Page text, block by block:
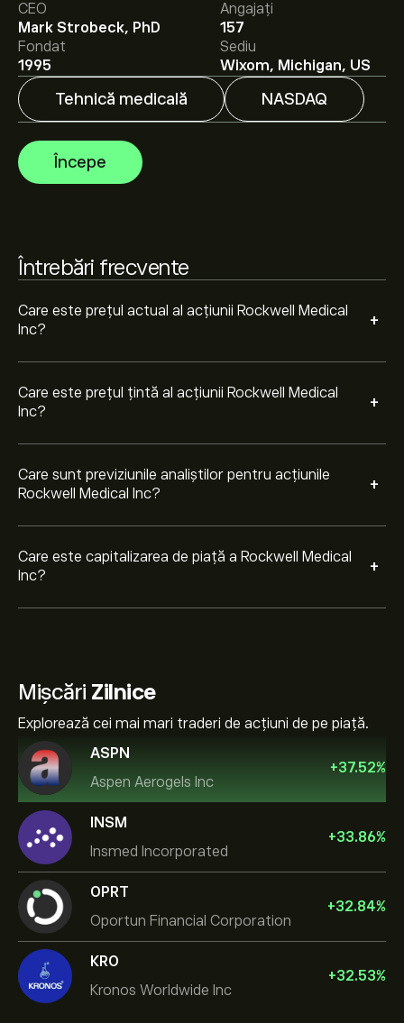
CEO
Mark Strobeck, PhD
Angajați
157
Fondat
1995
Sediu
Wixom, Michigan, US
Tehnică medicală NASDAQ
Începe
Întrebări frecvente
Care este prețul actual al acțiunii Rockwell Medical
Inc?
+
Care este prețul țintă al acțiunii Rockwell Medical
Inc?
+
Prețul țintă mediu pentru acțiunile Rockwell Medical Inc
este 7.16‎$‎.
pe eToro pentru
previziunile analiștilor și ținte de preț.
Care sunt previziunile analiștilor pentru acțiunile
Rockwell Medical Inc?
+
Analiștii oferă previziuni pentru acțiunile Rockwell
Medical Inc bazate pe tendințele pieței, rapoarte
financiare și creșterea estimată. Verifică cele mai
recente previziuni pentru mișcările viitoare de preț.
Care este capitalizarea de piață a Rockwell Medical
Inc?
+
Mișcări Zilnice
Explorează cei mai mari traderi de acțiuni de pe piață.
ASPN
Aspen Aerogels Inc
+37.52%
INSM
Insmed Incorporated
+33.86%
OPRT
Oportun Financial Corporation
+32.84%
KRO
Kronos Worldwide Inc
+32.53%